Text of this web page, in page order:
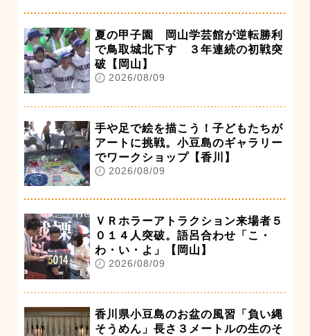
夏の甲子園 岡山学芸館が逆転勝利
で鳥取城北下す ３年連続の初戦突
破【岡山】
2026/08/09
手や足で絵を描こう！子どもたちが
アートに挑戦。小豆島のギャラリー
でワークショップ【香川】
2026/08/09
ＶＲホラーアトラクション来場者５
０１４人突破。語呂合わせ「こ・
わ・い・よ」【岡山】
2026/08/09
香川県小豆島のお盆の風習「負い縄
そうめん」長さ３メートルの生のそ